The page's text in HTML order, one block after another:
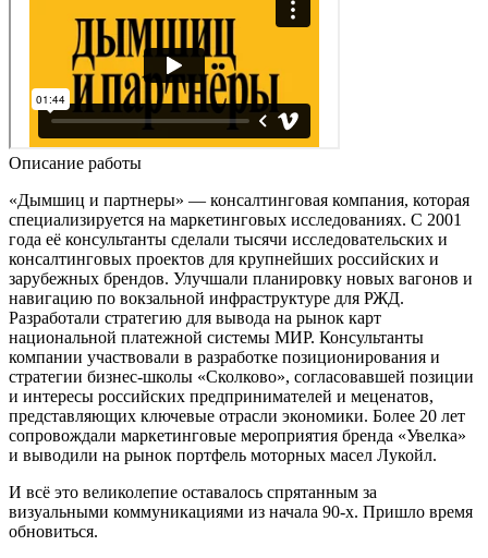
Описание работы
«Дымшиц и партнеры» — консалтинговая компания, которая
специализируется на маркетинговых исследованиях. С 2001
года её консультанты сделали тысячи исследовательских и
консалтинговых проектов для крупнейших российских и
зарубежных брендов. Улучшали планировку новых вагонов и
навигацию по вокзальной инфраструктуре для РЖД.
Разработали стратегию для вывода на рынок карт
национальной платежной системы МИР. Консультанты
компании участвовали в разработке позиционирования и
стратегии бизнес-школы «Сколково», согласовавшей позиции
и интересы российских предпринимателей и меценатов,
представляющих ключевые отрасли экономики. Более 20 лет
сопровождали маркетинговые мероприятия бренда «Увелка»
и выводили на рынок портфель моторных масел Лукойл.
И всё это великолепие оставалось спрятанным за
визуальными коммуникациями из начала 90-х. Пришло время
обновиться.